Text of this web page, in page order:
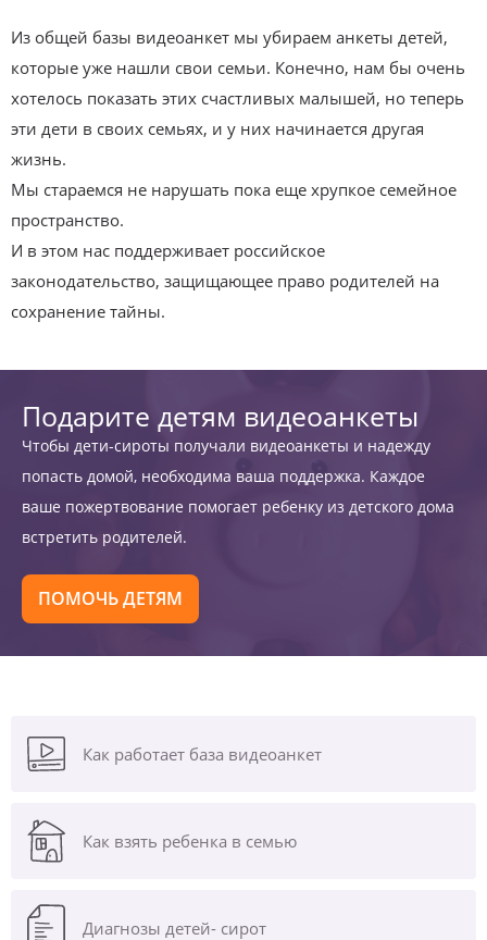
Из общей базы видеоанкет мы убираем анкеты детей,
которые уже нашли свои семьи. Конечно, нам бы очень
хотелось показать этих счастливых малышей, но теперь
эти дети в своих семьях, и у них начинается другая
жизнь.
Мы стараемся не нарушать пока еще хрупкое семейное
пространство.
И в этом нас поддерживает российское
законодательство, защищающее право родителей на
сохранение тайны.
Подарите детям видеоанкеты
Чтобы дети-сироты получали видеоанкеты и надежду
попасть домой, необходима ваша поддержка. Каждое
ваше пожертвование помогает ребенку из детского дома
встретить родителей.
ПОМОЧЬ ДЕТЯМ
Как работает база видеоанкет
Как взять ребенка в семью
Диагнозы детей- сирот